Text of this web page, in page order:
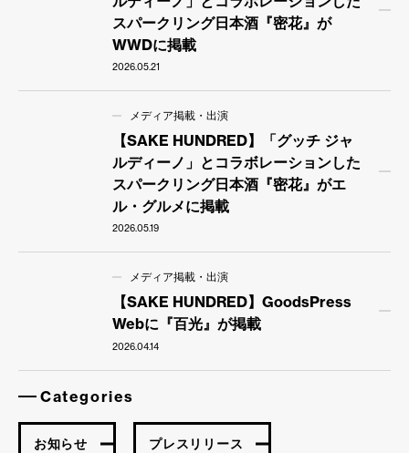
スパークリング日本酒『密花』が
WWDに掲載
2026.05.21
メディア掲載・出演
【SAKE HUNDRED】「グッチ ジャ
ルディーノ」とコラボレーションした
スパークリング日本酒『密花』がエ
ル・グルメに掲載
2026.05.19
メディア掲載・出演
【SAKE HUNDRED】GoodsPress
Webに『百光』が掲載
2026.04.14
Categories
お知らせ プレスリリース